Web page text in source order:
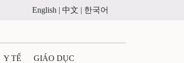
English | 中文 | 한국어
Y TẾ GIÁO DỤC